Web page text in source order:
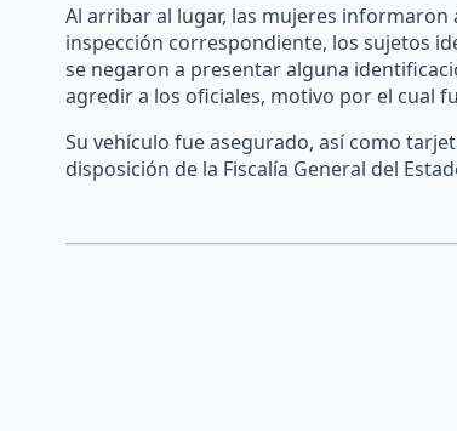
Al arribar al lugar, las mujeres informaron
inspección correspondiente, los sujetos
se negaron a presentar alguna
agredir a los oficiales, motivo por el cual
Su vehículo fue asegurado, así como
disposición de la Fiscalía General del